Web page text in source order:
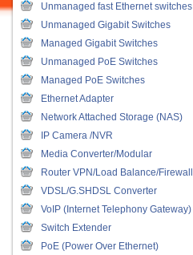
Unmanaged fast Ethernet switches
Unmanaged Gigabit Switches
Managed Gigabit Switches
Unmanaged PoE Switches
Managed PoE Switches
Ethernet Adapter
Network Attached Storage (NAS)
IP Camera /NVR
Media Converter/Modular
Router VPN/Load Balance/Firewall
VDSL/G.SHDSL Converter
VoIP (Internet Telephony Gateway)
Switch Extender
PoE (Power Over Ethernet)